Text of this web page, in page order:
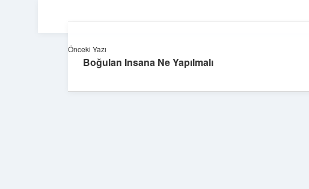
Önceki Yazı
Boğulan Insana Ne Yapılmalı